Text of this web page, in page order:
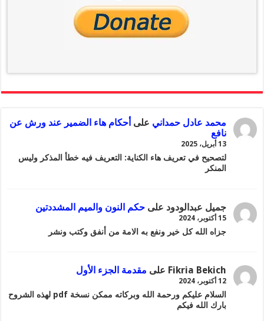
محمد عادل حمدانيعلى أحكام هاء الضمير عند ورش عن
نافع
13 أبريل، 2025
لتصحيح في تعريف هاء الكناية: التعريف فيه خطأ المذكر وليس
المنكر
جميل عبدالودودعلى حكم النون والميم المشددتين
15 أكتوبر، 2024
جزاه الله كل خير ونفع به الامة من أنفق وكتب ونشر
Fikria Bekich على مقدمة الجزء الأول
12 أكتوبر، 2024
السلام عليكم ورحمة الله وبركاته ممكن نسخة pdf لهذه الشروح
بارك الله فيكم